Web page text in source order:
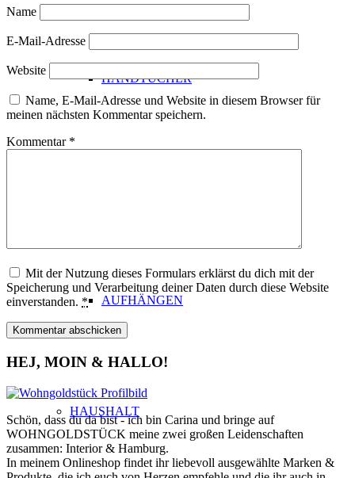
HANDTÜCHER
AUFHÄNGEN
HAUSHALT
Name
E-Mail-Adresse
Website
Name, E-Mail-Adresse und Website in diesem Browser für
meinen nächsten Kommentar speichern.
Kommentar *
Mit der Nutzung dieses Formulars erklärst du dich mit der
Speicherung und Verarbeitung deiner Daten durch diese Website
einverstanden. *
HEJ, MOIN & HALLO!
Schön, dass du da bist - ich bin Carina und bringe auf
WOHNGOLDSTÜCK meine zwei großen Leidenschaften
zusammen: Interior & Hamburg.
In meinem Onlineshop findet ihr liebevoll ausgewählte Marken &